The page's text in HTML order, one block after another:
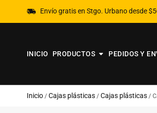
Envío gratis en Stgo. Urbano desde
INICIO PRODUCTOS PEDIDOS Y
Inicio/ Cajas plásticas/ Cajas plásticas/